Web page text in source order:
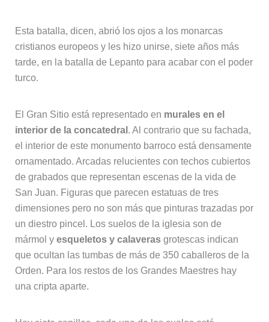
Esta batalla, dicen, abrió los ojos a los monarcas
cristianos europeos y les hizo unirse, siete años más
tarde, en la batalla de Lepanto para acabar con el poder
turco.
El Gran Sitio está representado en murales en el
interior de la concatedral . Al contrario que su fachada,
el interior de este monumento barroco está densamente
ornamentado. Arcadas relucientes con techos cubiertos
de grabados que representan escenas de la vida de
San Juan. Figuras que parecen estatuas de tres
dimensiones pero no son más que pinturas trazadas por
un diestro pincel. Los suelos de la iglesia son de
mármol y esqueletos y calaverasgrotescas indican
que ocultan las tumbas de más de 350 caballeros de la
Orden. Para los restos de los Grandes Maestres hay
una cripta aparte.